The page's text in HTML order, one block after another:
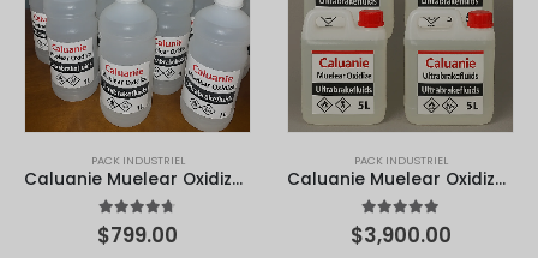
PACK INDUSTRIEL
Caluanie Muelear Oxidize 1 litre
4.67sur 5
$799.00
PACK INDUSTRIEL
Caluanie Muelear Oxidize - 5L
4.90sur 5
$3,900.00